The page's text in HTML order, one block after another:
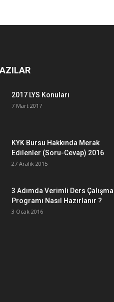
2017 LYS Konuları
7 Mart 2017
KYK Bursu Hakkında Merak
Edilenler (Soru-Cevap) 2016
27 Aralık 2015
3 Adımda Verimli Ders Çalışma
Programı Nasıl Hazırlanır ?
3 Ocak 2016